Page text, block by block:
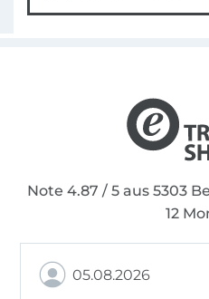
Note 4.87 / 5 aus 5303
12
05.08.2026